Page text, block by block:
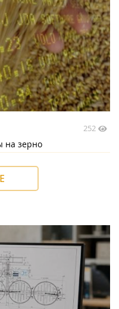
252
на зерно